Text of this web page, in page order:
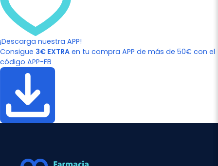
¡Descarga nuestra APP!
Consigue 3€ EXTRA en tu compra APP de más de 50€ con el
código APP-FB